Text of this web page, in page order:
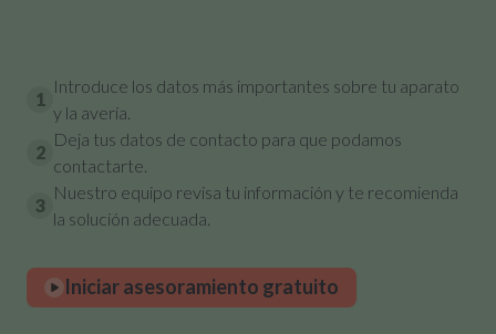
1
Introduce los datos más importantes sobre tu aparato
y la avería.
2
Deja tus datos de contacto para que podamos
contactarte.
3
Nuestro equipo revisa tu información y te recomienda
la solución adecuada.
Iniciar asesoramiento gratuito